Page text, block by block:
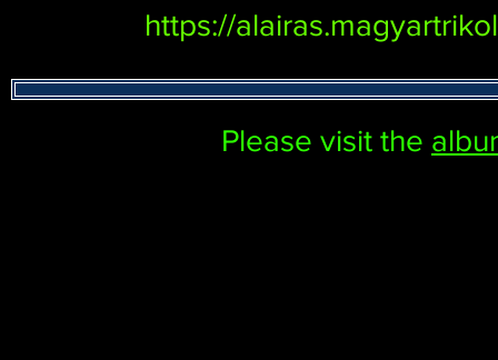
https://
Please visit the